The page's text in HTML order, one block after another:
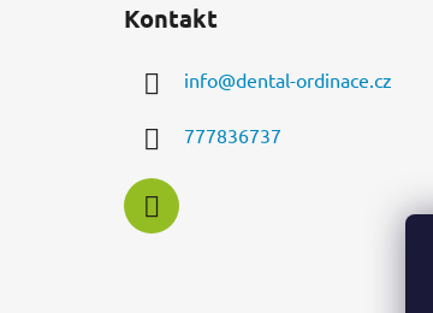
Kontakt
info@dental-ordinace.cz
777836737